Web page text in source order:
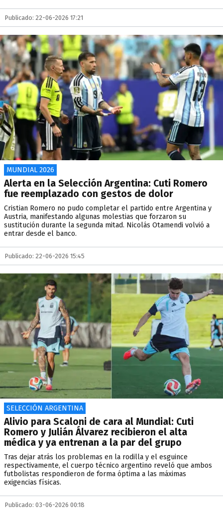
Publicado: 22-06-2026 17:21
MUNDIAL 2026
Alerta en la Selección Argentina: Cuti Romero
fue reemplazado con gestos de dolor
Cristian Romero no pudo completar el partido entre Argentina y
Austria, manifestando algunas molestias que forzaron su
sustitución durante la segunda mitad. Nicolás Otamendi volvió a
entrar desde el banco.
Publicado: 22-06-2026 15:45
SELECCIÓN ARGENTINA
Alivio para Scaloni de cara al Mundial: Cuti
Romero y Julián Álvarez recibieron el alta
médica y ya entrenan a la par del grupo
Tras dejar atrás los problemas en la rodilla y el esguince
respectivamente, el cuerpo técnico argentino reveló que ambos
futbolistas respondieron de forma óptima a las máximas
exigencias físicas.
Publicado: 03-06-2026 00:18